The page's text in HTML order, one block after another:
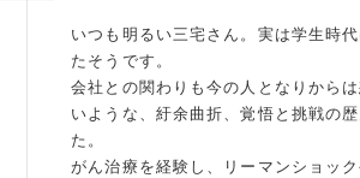
いつも明るい三宅さん。実は学生時
たそうです。
会社との関わりも今の人となりから
いような、紆余曲折、覚悟と挑戦の
た。
がん治療を経験し、リーマンショッ